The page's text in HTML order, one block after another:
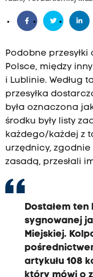
Podobne
Polsce, między
i Lublinie. Według
przesyłka
była oznaczona
środku były listy
każdego/każdej z
urzędnicy,
zasadą, przesłali
Dostałem
sygnowanej
Miejskiej.
artykułu 108